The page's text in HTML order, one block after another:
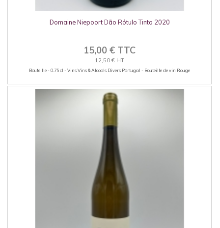
Domaine Niepoort Dão Rótulo Tinto 2020
15,00 € TTC
12,50 € HT
Bouteille - 0.75 cl - Vins Vins & Alcools Divers Portugal - Bouteille de vin Rouge